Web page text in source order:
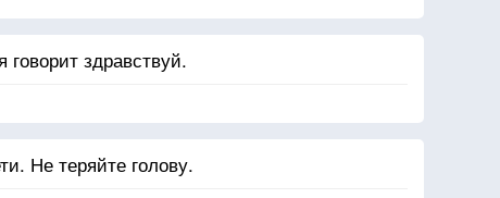
здравствуй.
Не теряйте голову.